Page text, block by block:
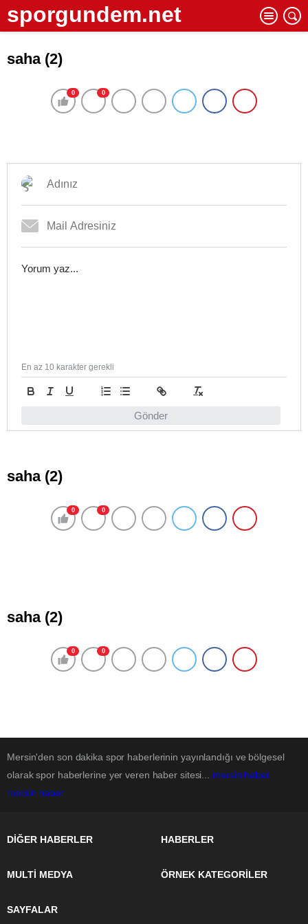
sporgundem.net
saha (2)
0 0
Gönder
En az 10 karakter gerekli
saha (2)
0 0
saha (2)
0 0
Mersin'den son dakika spor haberlerinin yayınlandığı ve bölgesel
olarak spor haberlerine yer veren haber sitesi... mersin haber
mersin haber
DİĞER HABERLER HABERLER
MULTİ MEDYA ÖRNEK KATEGORİLER
SAYFALAR